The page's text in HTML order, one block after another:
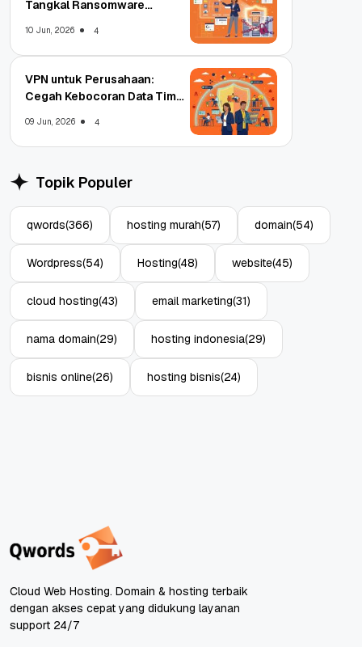
Tangkal Ransomware
10 Jun, 2026 4
VPN untuk Perusahaan:
Cegah Kebocoran Data Tim
09 Jun, 2026 4
Topik Populer
qwords(366) hosting murah(57) domain(54)
Wordpress(54) Hosting(48) website(45)
cloud hosting(43) email marketing(31)
nama domain(29) hosting indonesia(29)
bisnis online(26) hosting bisnis(24)
Cloud Web Hosting. Domain & hosting terbaik
dengan akses cepat yang didukung layanan
support 24/7